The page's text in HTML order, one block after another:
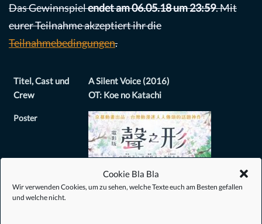
Cookie Bla Bla
Wir verwenden Cookies, um zu sehen, welche Texte euch am Besten gefallen
und welche nicht.
Das Gewinnspielendet am 06.05.18 um 23:59. Mit
eurer Teilnahme akzeptiert ihr die
Teilnahmebedingungen.
Titel, Cast und
Crew
A Silent Voice (2016)
OT: Koe no Katachi
Poster